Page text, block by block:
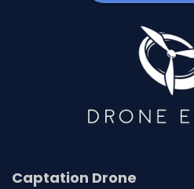
Captation Drone